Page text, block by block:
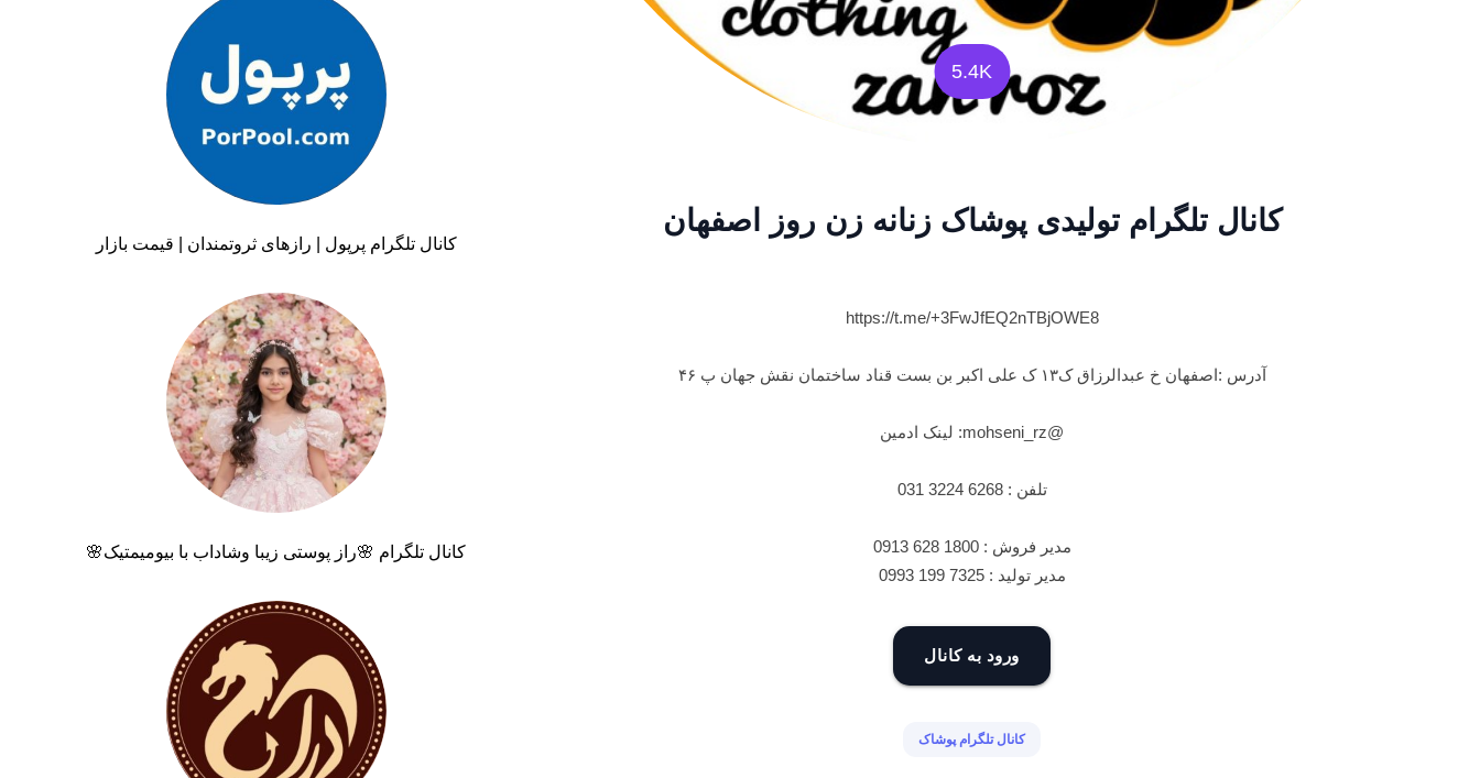
5.4K
کانال تلگرام تولیدی پوشاک زنانه زن روز اصفهان
https://t.me/+3FwJfEQ2nTBjOWE8
آدرس :اصفهان خ عبدالرزاق ک۱۳ ک علی اکبر بن بست قناد ساختمان نقش جهان پ ۴۶
@mohseni_rz: لینک ادمین
تلفن : 6268 3224 031
مدیر فروش : 1800 628 0913
مدیر تولید : 7325 199 0993
ورود به کانال
کانال تلگرام پوشاک
کانال تلگرام پرپول | رازهای ثروتمندان | قیمت بازار
کانال تلگرام 🌸راز پوستی زیبا وشاداب با بیومیمتیک🌸